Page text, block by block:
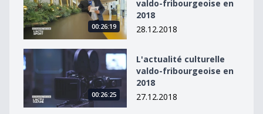
00:26:19
valdo-fribourgeoise en
2018
28.12.2018
L&#039;actualité culturelle valdo-fribourgeoise en
00:26:25
L'actualité culturelle
valdo-fribourgeoise en
2018
27.12.2018